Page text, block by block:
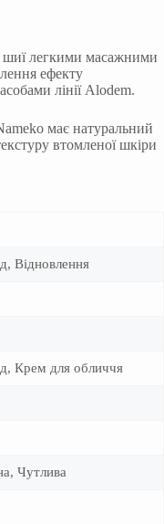
шиї легкими масажними
ефекту
лінії Alodem.
має натуральний
втомленої шкіри
Відновлення
Крем для обличчя
Чутлива